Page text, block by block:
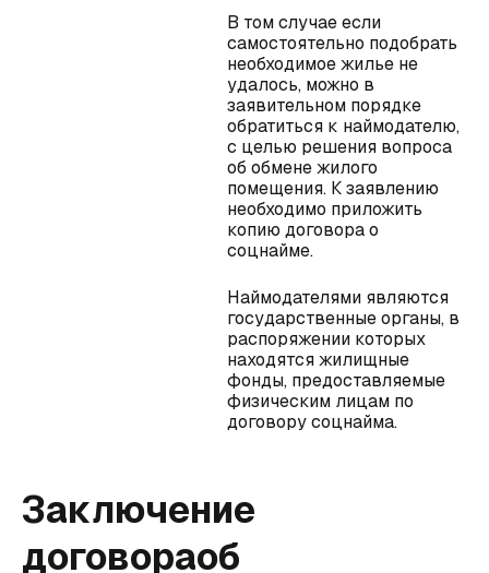
В том случае если
самостоятельно подобрать
необходимое жилье не
удалось, можно в
заявительном порядке
обратиться к наймодателю,
с целью решения вопроса
об обмене жилого
помещения. К заявлению
необходимо приложить
копию договора о
соцнайме.
Наймодателями являются
государственные органы, в
распоряжении которых
находятся жилищные
фонды, предоставляемые
физическим лицам по
договору соцнайма.
Заключение
договораоб